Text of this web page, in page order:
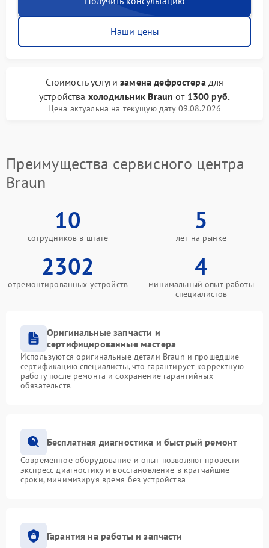
Наши цены
Стоимость услугизамена дефростерадля
устройства холодильник Braun от 1300 руб.
Цена актуальна на текущую дату 09.08.2026
Преимущества сервисного центра
Braun
10
сотрудников в штате
5
лет на рынке
2302
отремонтированных устройств
4
минимальный опыт работы
специалистов
Оригинальные запчасти и
сертифицированные мастера
Используются оригинальные детали Braun и прошедшие
сертификацию специалисты, что гарантирует корректную
работу после ремонта и сохранение гарантийных
обязательств
Бесплатная диагностика и быстрый ремонт
Современное оборудование и опыт позволяют провести
экспресс-диагностику и восстановление в кратчайшие
сроки, минимизируя время без устройства
Гарантия на работы и запчасти